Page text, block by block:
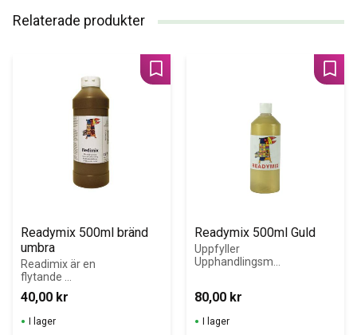
Relaterade produkter
Readymix 500ml bränd
umbra
Readimix är en
flytande
täckfärg med
god
täckförmåga.Up
pfyller
40,00 kr
Lägg till i favoriter
I lager
Readymix 500ml Guld
Uppfyller
Upphandlingsmy
Förskola!
80,00 kr
I lager